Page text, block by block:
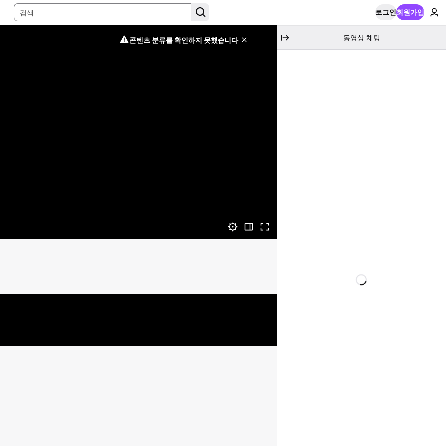
로그인회원가입
콘텐츠 분류를 확인하지 못했습니다 동영상 채팅